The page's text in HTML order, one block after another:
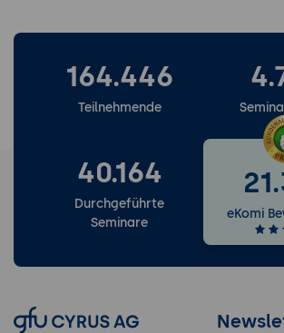
164.446
Teilnehmende
40.164
Durchgeführte
Seminare
eKomi